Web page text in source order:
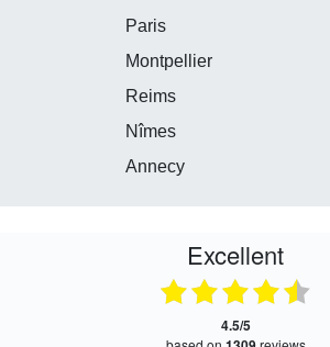
Paris
Montpellier
Reims
Nîmes
Annecy
Excellent
4.5/5
Satisfait, retour rapide !